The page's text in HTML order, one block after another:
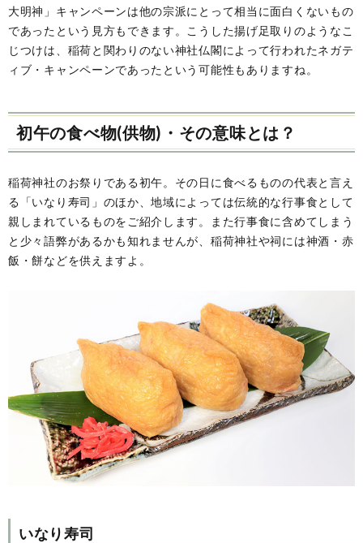
大明神」キャンペーンは他の宗派にとって相当に面白くないもの
であったという見方もできます。こうした揚げ足取りのようなこ
じつけは、稲荷と関わりのない神社仏閣によって行われたネガテ
ィブ・キャンペーンであったという可能性もありますね。
初午の食べ物(供物)・その意味とは？
稲荷神社のお祭りである初午。その日に食べるものの代表と言え
る「いなり寿司」のほか、地域によっては伝統的な行事食として
親しまれているものをご紹介します。また行事食に含めてしまう
と少々語弊があるかも知れませんが、稲荷神社や祠には神酒・赤
飯・餅などを供えますよ。
いなり寿司